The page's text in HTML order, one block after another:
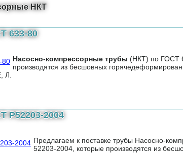
НКТ
633-80
Насосно-компрессорные трубы (НКТ) по ГОСТ
производятся из бесшовных
Л.
Р52203-2004
Предлагаем к поставке трубы Насосно-
52203-2004, которые производятся из